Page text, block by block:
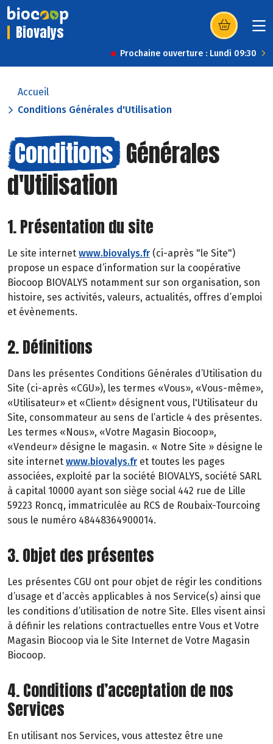
Biovalys (s’ouvre dans
Prochaine ouverture : Lundi 09:30
Accueil
Conditions Générales d'Utilisation
Conditions Générales
d'Utilisation
1. Présentation du site
Le site internet www.biovalys.fr (ci-après "le Site")
propose un espace d’information sur la coopérative
Biocoop BIOVALYS notamment sur son organisation, son
histoire, ses activités, valeurs, actualités, offres d’emploi
et évènements.
2. Définitions
Dans les présentes Conditions Générales d’Utilisation du
Site (ci-après «CGU»), les termes «Vous», «Vous-même»,
«Utilisateur» et «Client» désignent vous, l'Utilisateur du
Site, consommateur au sens de l’article 4 des présentes.
Les termes «Nous», «Votre Magasin Biocoop»,
«Vendeur» désigne le magasin. « Notre Site » désigne le
site internet www.biovalys.fr et toutes les pages
associées, exploité par la société BIOVALYS, société SARL
à capital 10000 ayant son siège social 442 rue de Lille
59223 Roncq, immatriculée au RCS de Roubaix-Tourcoing
sous le numéro 48448364900014.
3. Objet des présentes
Les présentes CGU ont pour objet de régir les conditions
d’usage et d’accès applicables à nos Service(s) ainsi que
les conditions d’utilisation de notre Site. Elles visent ainsi
à définir les relations contractuelles entre Vous et Votre
Magasin Biocoop via le Site Internet de Votre Magasin
Biocoop.
4. Conditions d’acceptation de nos
Services
En utilisant nos Services, vous attestez être une